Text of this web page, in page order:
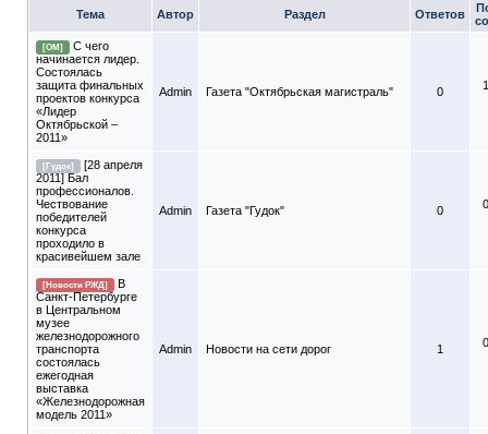
Тема Автор Раздел Ответов
[ОМ]
С чего
начинается лидер.
Состоялась
защита финальных
проектов конкурса
«Лидер
Октябрьской –
2011»
Admin Газета "Октябрьская магистраль" 0
[Гудок]
[28 апреля
2011] Бал
профессионалов.
Чествование
победителей
конкурса
проходило в
красивейшем зале
Admin Газета "Гудок" 0
[Новости РЖД]
В
Санкт-Петербурге
в Центральном
музее
железнодорожного
транспорта
состоялась
ежегодная
выставка
«Железнодорожная
модель 2011»
Admin Новости на сети дорог 1